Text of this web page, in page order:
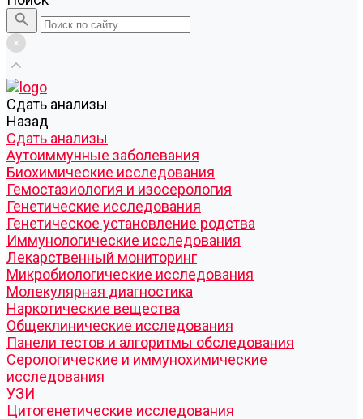
Cдать анализы
Назад
Cдать анализы
Аутоиммунные заболевания
Биохимические исследования
Гемостазиология и изосерология
Генетические исследования
Генетическое установление родства
Иммунологические исследования
Лекарственный мониторинг
Микробиологические исследования
Молекулярная диагностика
Наркотические вещества
Общеклинические исследования
Панели тестов и алгоритмы обследования
Серологические и иммунохимические
исследования
УЗИ
Цитогенетические исследования